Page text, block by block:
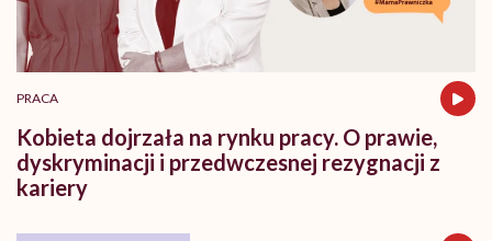
PRACA
Kobieta dojrzała na rynku pracy. O prawie,
dyskryminacji i przedwczesnej rezygnacji z
kariery